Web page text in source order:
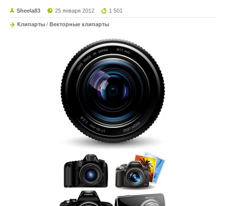
Sheela83 25 января 2012 1 501
Клипарты / Векторные клипарты